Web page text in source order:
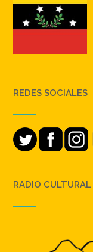
REDES SOCIALES
RADIO CULTURAL